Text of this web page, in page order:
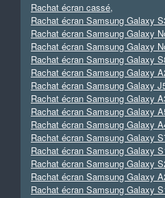
Rachat écran cassé,
Rachat écran Samsung Galaxy
Rachat écran Samsung Galaxy
Rachat écran Samsung Galaxy
Rachat écran Samsung Galaxy
Rachat écran Samsung Galaxy
Rachat écran Samsung Galaxy
Rachat écran Samsung Galaxy
Rachat écran Samsung Galaxy
Rachat écran Samsung Galaxy
Rachat écran Samsung Galaxy
Rachat écran Samsung Galaxy
Rachat écran Samsung Galaxy
Rachat écran Samsung Galaxy
Rachat écran Samsung Galaxy